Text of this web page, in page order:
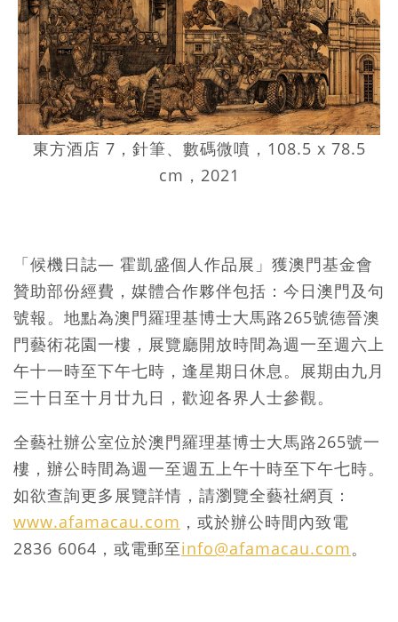
東方酒店 7，針筆、數碼微噴，108.5 x 78.5
cm，2021
「候機日誌— 霍凱盛個人作品展」獲澳門基金會
贊助部份經費，媒體合作夥伴包括：今日澳門及句
號報。地點為澳門羅理基博士大馬路265號德晉澳
門藝術花園一樓，展覽廳開放時間為週一至週六上
午十一時至下午七時，逢星期日休息。展期由九月
三十日至十月廿九日，歡迎各界人士參觀。
全藝社辦公室位於澳門羅理基博士大馬路265號一
樓，辦公時間為週一至週五上午十時至下午七時。
如欲查詢更多展覽詳情，請瀏覽全藝社網頁：
www.afamacau.com ，或於辦公時間內致電
2836 6064，或電郵至info@afamacau.com。